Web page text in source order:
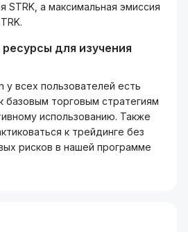
STRK, а максимальная эмиссия
для изучения
у всех пользователей есть
базовым торговым стратегиям
использованию. Также
к трейдинге без
рисков в нашей программе